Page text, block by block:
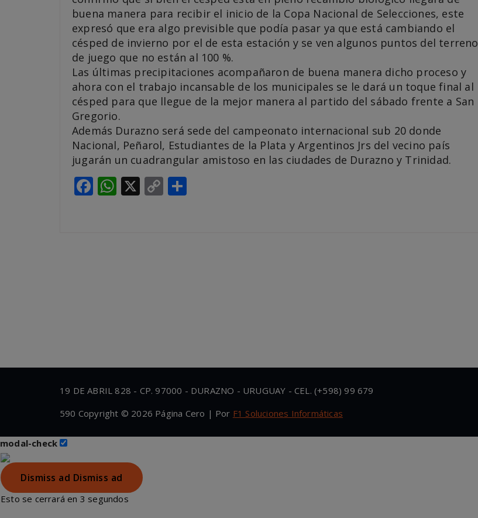
buena manera para recibir el inicio de la Copa Nacional de Selecciones, este
expresó que era algo previsible que podía pasar ya que está cambiando el
césped de invierno por el de esta estación y se ven algunos puntos del terreno
de juego que no están al 100 %.
Las últimas precipitaciones acompañaron de buena manera dicho proceso y
ahora con el trabajo incansable de los municipales se le dará un toque final al
césped para que llegue de la mejor manera al partido del sábado frente a San
Gregorio.
Además Durazno será sede del campeonato internacional sub 20 donde
Nacional, Peñarol, Estudiantes de la Plata y Argentinos Jrs del vecino país
jugarán un cuadrangular amistoso en las ciudades de Durazno y Trinidad.
Facebook
WhatsApp
X Copy
19 DE ABRIL 828 - CP. 97000 - DURAZNO - URUGUAY - CEL. (+598) 99 679
590 Copyright © 2026 Página Cero | Por F1 Soluciones Informáticas
modal-check
Dismiss ad Dismiss ad
Esto se cerrará en 3 segundos